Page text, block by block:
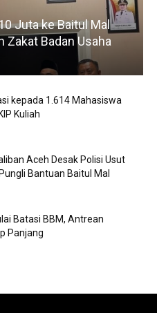
Juta ke Baitul Mal
Zakat Badan Usaha
kepada 1.614 Mahasiswa
Kuliah
Aceh Desak Polisi Usut
Bantuan Baitul Mal
Batasi BBM, Antrean
Panjang